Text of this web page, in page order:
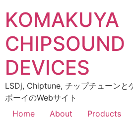
KOMAKUYA
CHIPSOUND
DEVICES
LSDj, Chiptune, チップチューンと
ボーイのWebサイト
Home
About Products